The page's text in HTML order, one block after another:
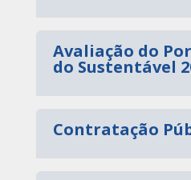
Avaliação do
do Sustentável
Contratação